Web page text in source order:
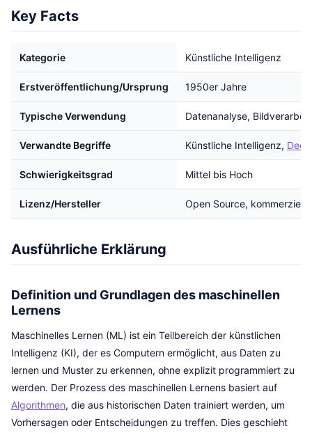
Key Facts
Kategorie Künstliche Intelligenz
Erstveröffentlichung/Ursprung 1950er Jahre
Typische Verwendung Datenanalyse,
Verwandte Begriffe Künstliche Intelligenz,
Schwierigkeitsgrad Mittel bis Hoch
Lizenz/Hersteller Open Source,
Ausführliche Erklärung
Definition und Grundlagen des maschinellen
Lernens
Maschinelles Lernen (ML) ist ein Teilbereich der künstlichen
Intelligenz (KI), der es Computern ermöglicht, aus Daten zu
lernen und Muster zu erkennen, ohne explizit programmiert zu
werden. Der Prozess des maschinellen Lernens basiert auf
Algorithmen, die aus historischen Daten trainiert werden, um
Vorhersagen oder Entscheidungen zu treffen. Dies geschieht